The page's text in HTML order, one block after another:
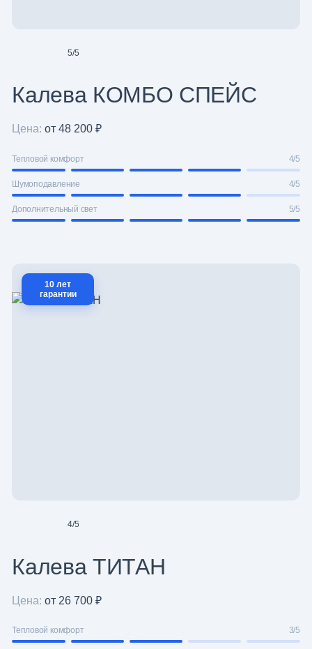
5/5
Калева КОМБО СПЕЙС
Цена: от 48 200 ₽
Тепловой комфорт 4/5
Шумоподавление 4/5
Дополнительный свет 5/5
10 лет
гарантии
4/5
Калева ТИТАН
Цена: от 26 700 ₽
Тепловой комфорт 3/5